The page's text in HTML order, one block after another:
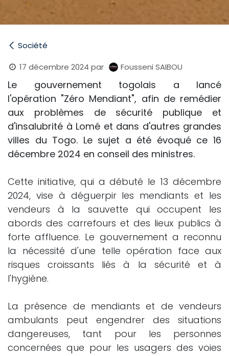
Société
17 décembre 2024 par Fousseni SAIBOU
Le gouvernement togolais a lancé
l'opération "Zéro Mendiant", afin de remédier
aux problèmes de sécurité publique et
d'insalubrité à Lomé et dans d'autres grandes
villes du Togo. Le sujet a été évoqué ce 16
décembre 2024 en conseil des ministres.
Cette initiative, qui a débuté le 13 décembre
2024, vise à déguerpir les mendiants et les
vendeurs à la sauvette qui occupent les
abords des carrefours et des lieux publics à
forte affluence. Le gouvernement a reconnu
la nécessité d'une telle opération face aux
risques croissants liés à la sécurité et à
l'hygiène.
La présence de mendiants et de vendeurs
ambulants peut engendrer des situations
dangereuses, tant pour les personnes
concernées que pour les usagers des voies